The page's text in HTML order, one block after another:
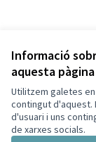
Informació
aquesta
Utilitzem galetes
contingut d'aquest.
d'usuari i uns
de xarxes socials.
Veure totes les
Termes i
Configuració de les
Decidim Sant Cugat
Decidim Sant
Decidim